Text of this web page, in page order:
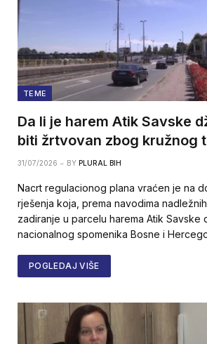
TEME
Da li je harem Atik Savske
biti žrtvovan zbog kružnog
31/07/2026 BY PLURAL BIH
Nacrt regulacionog plana vraćen je na
rješenja koja, prema navodima
zadiranje u parcelu harema Atik Savske
nacionalnog spomenika Bosne i
POGLEDAJ VIŠE